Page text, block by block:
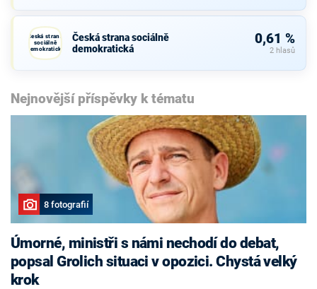
Česká strana
sociálně
demokratická
Česká strana sociálně
demokratická
0,61 %
2 hlasů
Nejnovější příspěvky k tématu
8 fotografií
Úmorné, ministři s námi nechodí do debat,
popsal Grolich situaci v opozici. Chystá velký
krok